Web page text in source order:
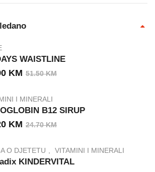
WAISTLINE
51.50KM
KM
I MINERALI
B12 SIRUP
24.70KM
KM
O DJETETU VITAMINI I MINERALI
KINDERVITAL